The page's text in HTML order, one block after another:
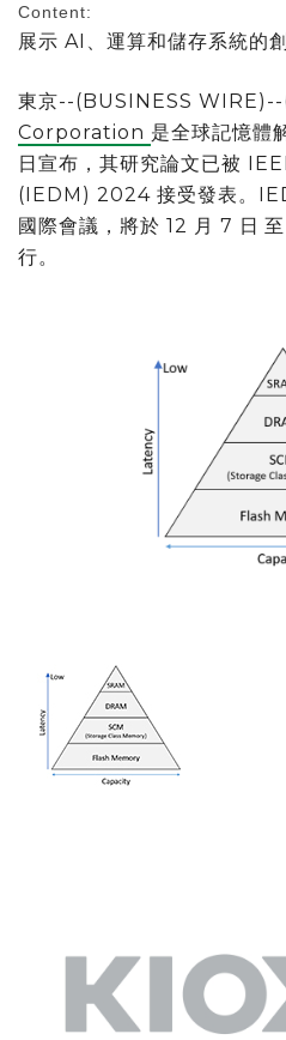
Content:
展示 AI、運算和儲存系統的
東京--(BUSINESS WIRE)--
Corporation 是全球記憶體
日宣布，其研究論文已被
(IEDM) 2024 接受發表。
國際會議，將於 12 月 7 日
行。